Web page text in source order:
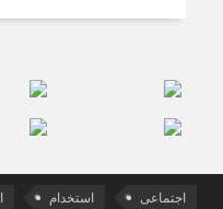
اجتماعی استخدام